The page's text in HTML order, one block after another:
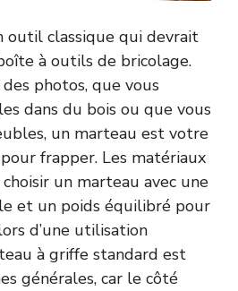
outil classique qui devrait
à outils de bricolage.
photos, que vous
dans du bois ou que vous
un marteau est votre
frapper. Les matériaux
un marteau avec une
et un poids équilibré pour
d’une utilisation
à griffe standard est
générales, car le côté